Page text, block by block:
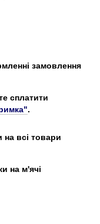
замовлення
сплатити
.
на всі товари
на м'ячі